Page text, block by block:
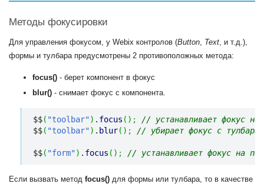
Методы фокусировки
Для управления фокусом, у Webix контролов (Button Text , и т.д.),
формы и тулбара предусмотрены 2 противоположных метода:
focus() - берет компонент в фокус
blur() - снимает фокус с компонента.
$$( "toolbar") . focus ( ) ;
// устанавливает фокус на
$$( "toolbar") . blur( ) ; // убирает фокус с тулбара
$$( "form") . focus ( ) ; // устанавливает фокус на
Если вызвать метод focus() для формы или тулбара, то в качестве